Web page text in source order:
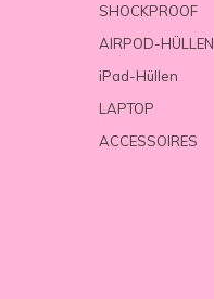
SHOCKPROOF
AIRPOD-HÜLLEN
iPad-Hüllen
LAPTOP
ACCESSOIRES